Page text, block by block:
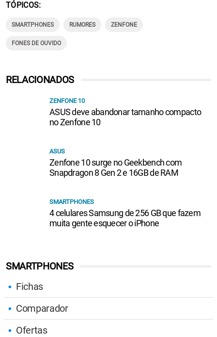
TÓPICOS
SMARTPHONES RUMORES ZENFONE
FONES DE OUVIDO
SMARTPHONES
Fichas
Comparador
Ofertas
RELACIONADOS
ZENFONE 10
ASUS deve abandonar tamanho compacto
no Zenfone 10
ASUS
Zenfone 10 surge no Geekbench com
Snapdragon 8 Gen 2 e 16GB de RAM
SMARTPHONES
4 celulares Samsung de 256 GB que fazem
muita gente esquecer o iPhone